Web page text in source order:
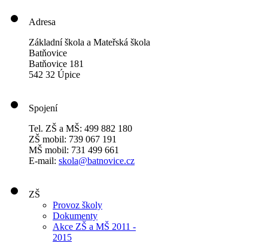
Adresa
Základní škola a Mateřská škola
Batňovice
Batňovice 181
542 32 Úpice
Spojení
Tel. ZŠ a MŠ: 499 882 180
ZŠ mobil: 739 067 191
MŠ mobil: 731 499 661
E-mail: skola@batnovice.cz
ZŠ
Provoz školy
Dokumenty
Akce ZŠ a MŠ 2011 -
2015